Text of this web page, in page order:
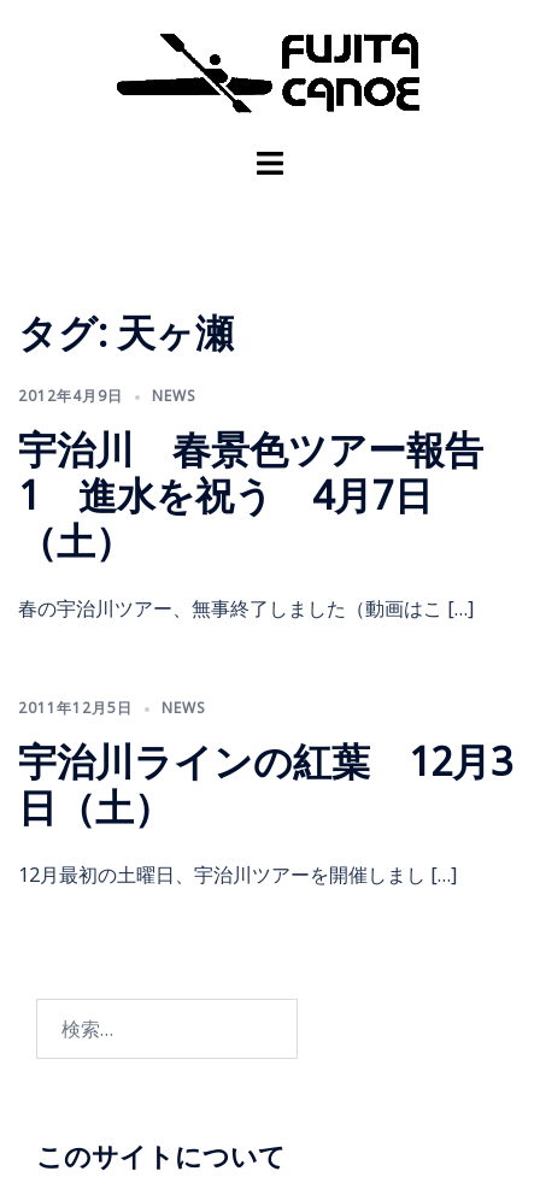
タグ: 天ヶ瀬
2012年4月9日 NEWS
宇治川 春景色ツアー報告
1 進水を祝う 4月7日
（土）
春の宇治川ツアー、無事終了しました（動画はこ […]
2011年12月5日 NEWS
宇治川ラインの紅葉 12月3
日（土）
12月最初の土曜日、宇治川ツアーを開催しまし […]
このサイトについて